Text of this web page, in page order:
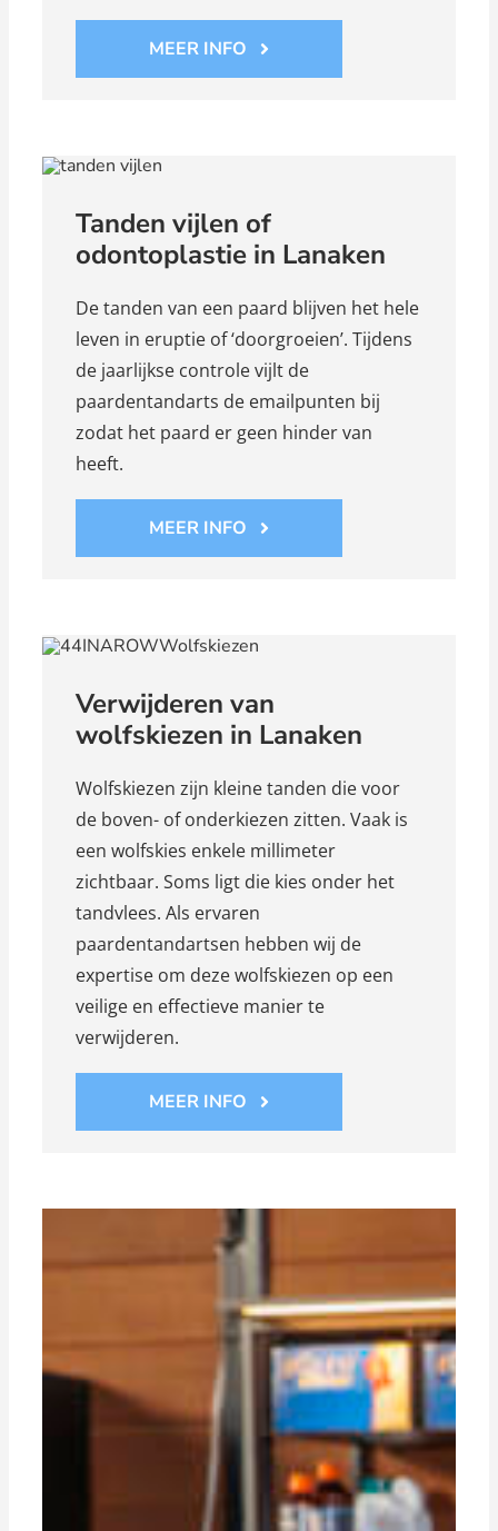
MEER INFO
Tanden vijlen of
odontoplastie in Lanaken
De tanden van een paard blijven het hele
leven in eruptie of ‘doorgroeien’. Tijdens
de jaarlijkse controle vijlt de
paardentandarts de emailpunten bij
zodat het paard er geen hinder van
heeft.
MEER INFO
Verwijderen van
wolfskiezen in Lanaken
Wolfskiezen zijn kleine tanden die voor
de boven- of onderkiezen zitten. Vaak is
een wolfskies enkele millimeter
zichtbaar. Soms ligt die kies onder het
tandvlees. Als ervaren
paardentandartsen hebben wij de
expertise om deze wolfskiezen op een
veilige en effectieve manier te
verwijderen.
MEER INFO